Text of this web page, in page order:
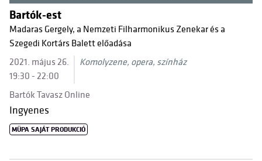
Bartók-est
Madaras Gergely, a Nemzeti Filharmonikus Zenekar és a
Szegedi Kortárs Balett előadása
2021. május 26.
19:30 - 22:00
Komolyzene, opera, színház
Bartók Tavasz Online
Ingyenes
MÜPA SAJÁT PRODUKCIÓ